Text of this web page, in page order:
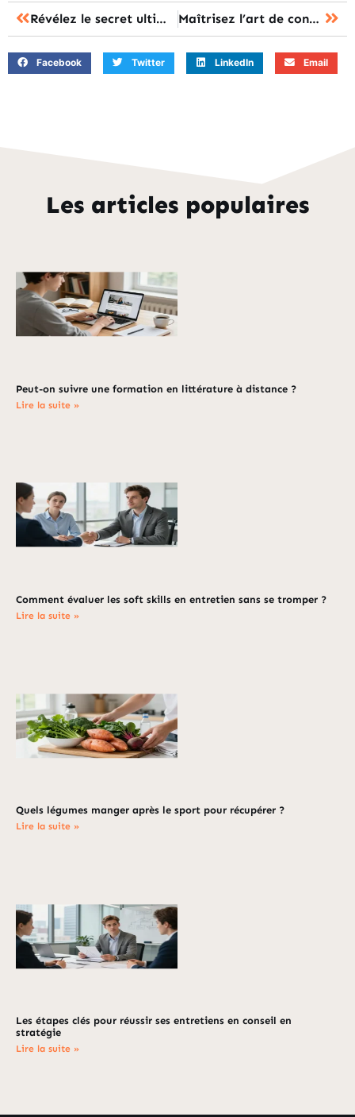
Révélez le secret ultime pour exceller dans votre formation dès maintenant Maîtrisez l’art de convaincre et d’influencer
Facebook Twitter LinkedIn Email
Les articles populaires
Peut-on suivre une formation en littérature à distance ?
Lire la suite »
Comment évaluer les soft skills en entretien sans se tromper ?
Lire la suite »
Quels légumes manger après le sport pour récupérer ?
Lire la suite »
Les étapes clés pour réussir ses entretiens en conseil en
stratégie
Lire la suite »